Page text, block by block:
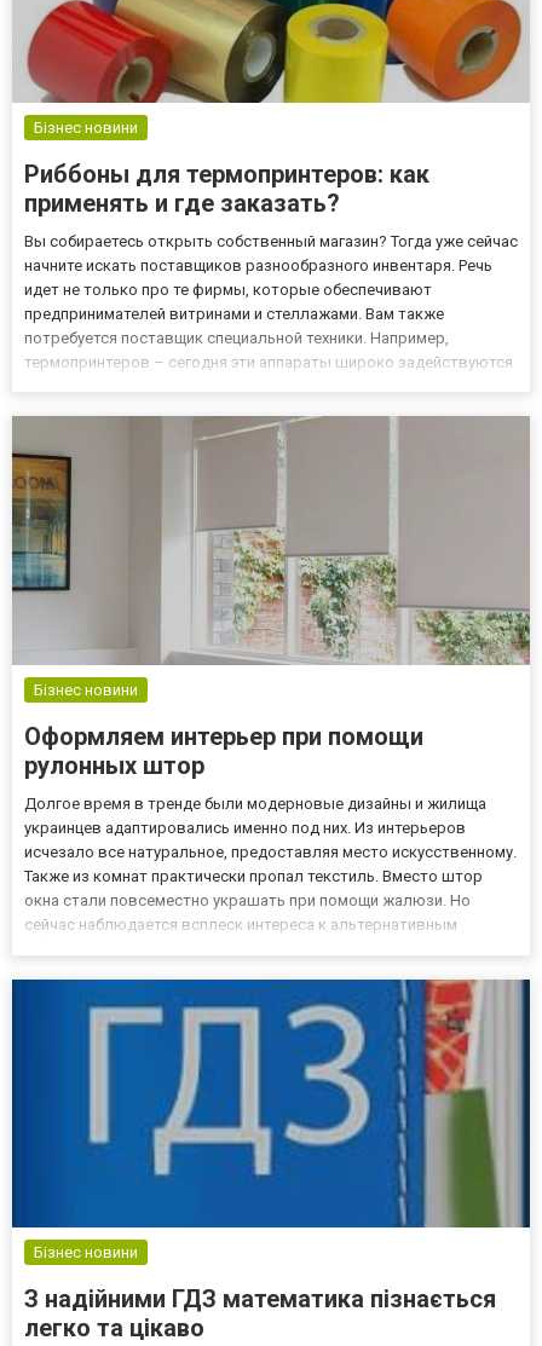
Бізнес новини
Риббоны для термопринтеров: как
применять и где заказать?
Вы собираетесь открыть собственный магазин? Тогда уже сейчас
начните искать поставщиков разнообразного инвентаря. Речь
идет не только про те фирмы, которые обеспечивают
предпринимателей витринами и стеллажами. Вам также
потребуется поставщик специальной техники. Например,
термопринтеров – сегодня эти аппараты широко задействуются
Бізнес новини
Оформляем интерьер при помощи
рулонных штор
Долгое время в тренде были модерновые дизайны и жилища
украинцев адаптировались именно под них. Из интерьеров
исчезало все натуральное, предоставляя место искусственному.
Также из комнат практически пропал текстиль. Вместо штор
окна стали повсеместно украшать при помощи жалюзи. Но
сейчас наблюдается всплеск интереса к альтернативным
Бізнес новини
З надійними ГДЗ математика пізнається
легко та цікаво